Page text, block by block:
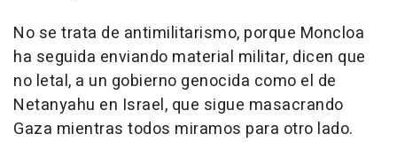
No se trata de antimilitarismo, porque Moncloa
ha seguida enviando material militar, dicen que
no letal, a un gobierno genocida como el de
Netanyahu en Israel, que sigue masacrando
Gaza mientras todos miramos para otro lado.